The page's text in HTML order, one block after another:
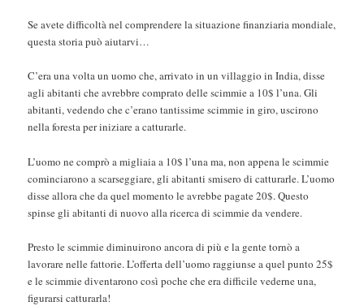
Se avete difficoltà nel comprendere la situazione finanziaria mondiale,
questa storia può aiutarvi…
C’era una volta un uomo che, arrivato in un villaggio in India, disse
agli abitanti che avrebbre comprato delle scimmie a 10$ l’una. Gli
abitanti, vedendo che c’erano tantissime scimmie in giro, uscirono
nella foresta per iniziare a catturarle.
L’uomo ne comprò a migliaia a 10$ l’una ma, non appena le scimmie
cominciarono a scarseggiare, gli abitanti smisero di catturarle. L’uomo
disse allora che da quel momento le avrebbe pagate 20$. Questo
spinse gli abitanti di nuovo alla ricerca di scimmie da vendere.
Presto le scimmie diminuirono ancora di più e la gente tornò a
lavorare nelle fattorie. L’offerta dell’uomo raggiunse a quel punto 25$
e le scimmie diventarono così poche che era difficile vederne una,
figurarsi catturarla!